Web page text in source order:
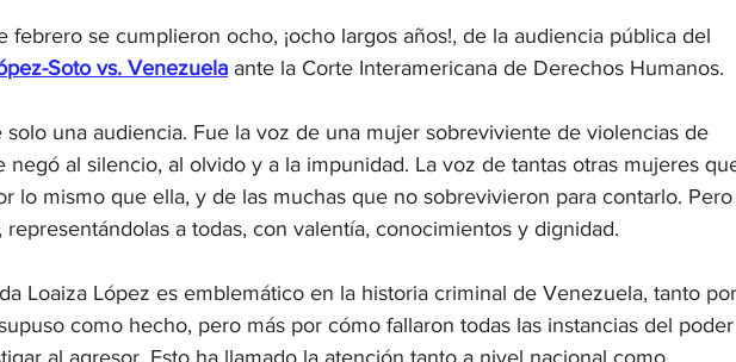
febrero se cumplieron ocho, ¡ocho largos años!, de la audiencia pública del
Soto vs. Venezuela ante la Corte Interamericana de Derechos Humanos.
solo una audiencia. Fue la voz de una mujer sobreviviente de violencias de
negó al silencio, al olvido y a la impunidad. La voz de tantas otras mujeres
lo mismo que ella, y de las muchas que no sobrevivieron para contarlo. Pero
representándolas a todas, con valentía, conocimientos y dignidad.
Loaiza López es emblemático en la historia criminal de Venezuela, tanto por
como hecho, pero más por cómo fallaron todas las instancias del poder